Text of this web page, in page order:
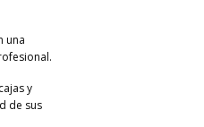
una
y
de sus